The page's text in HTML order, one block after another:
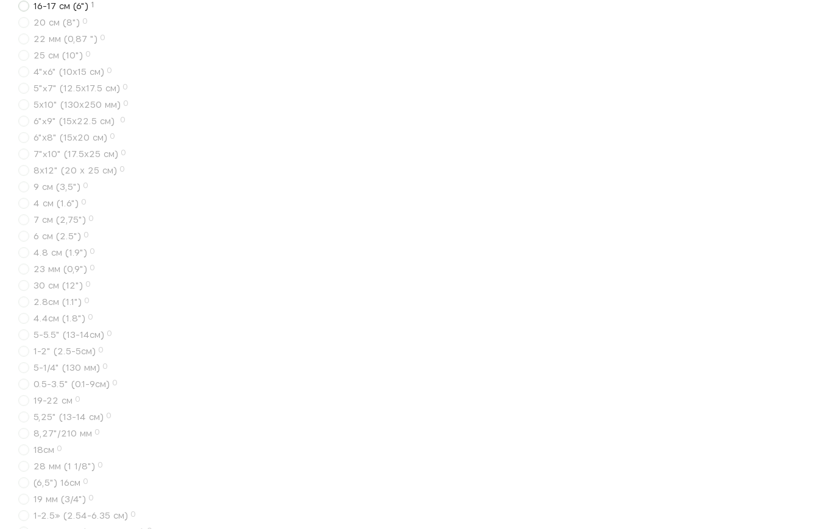
16-17 см (6") 1
20 см (8") 0
22 мм (0,87 ") 0
25 см (10") 0
4"x6" (10х15 см) 0
5"x7" (12.5х17.5 см) 0
5х10" (130х250 мм) 0
6"x9" (15х22.5 см) 0
6"х8" (15х20 см) 0
7"x10" (17.5х25 см) 0
8х12" (20 х 25 см) 0
9 см (3,5") 0
4 см (1.6") 0
7 см (2,75") 0
6 см (2.5") 0
4.8 см (1.9") 0
23 мм (0,9") 0
30 см (12") 0
2.8см (1.1") 0
4.4см (1.8") 0
5-5.5" (13-14см) 0
1-2" (2.5-5см) 0
5-1/4" (130 мм) 0
0.5-3.5" (0.1-9см) 0
19-22 см 0
5,25" (13-14 см) 0
8,27"/210 мм 0
18см 0
28 мм (1 1/8") 0
(6,5") 16см 0
19 мм (3/4") 0
1-2.5» (2.54-6.35 см) 0